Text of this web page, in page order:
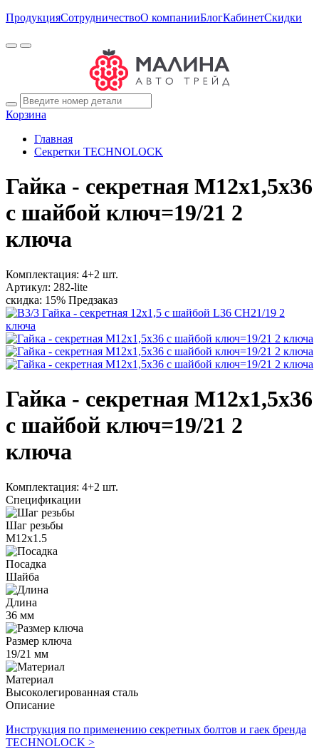
ПродукцияСотрудничествоО компанииБлогКабинетСкидки
Корзина
Главная
Секретки TECHNOLOCK
Гайка - секретная M12x1,5x36
с шайбой ключ=19/21 2
ключа
Комплектация: 4+2 шт.
Артикул: 282-lite
скидка: 15% Предзаказ
Гайка - секретная M12x1,5x36
с шайбой ключ=19/21 2
ключа
Комплектация: 4+2 шт.
Спецификации
Шаг резьбы
М12х1.5
Посадка
Шайба
Длина
36 мм
Размер ключа
19/21 мм
Материал
Высоколегированная сталь
Описание
Инструкция по применению секретных болтов и гаек бренда
TECHNOLOCK >